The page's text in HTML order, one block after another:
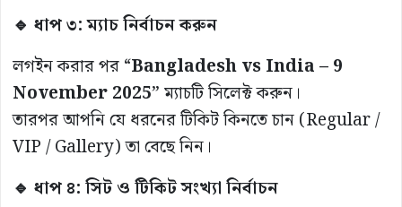
🔹 ধাপ ৩: ম্যাচ নির্বাচন করুন
লগইন করার পর “Bangladesh vs India – 9
November 2025” ম্যাচটি সিলেক্ট করুন।
তারপর আপনি যে ধরনের টিকিট কিনতে চান (Regular /
VIP / Gallery) তা বেছে নিন।
🔹 ধাপ ৪: সিট ও টিকিট সংখ্যা নির্বাচন